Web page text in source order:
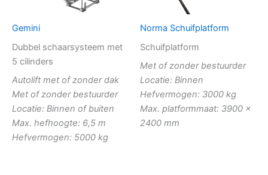
Gemini
Dubbel schaarsysteem met
5 cilinders
Autolift met of zonder dak
Met of zonder bestuurder
Locatie: Binnen of buiten
Max. hefhoogte: 6,5 m
Hefvermogen: 5000 kg
Norma Schuifplatform
Schuifplatform
Met of zonder bestuurder
Locatie: Binnen
Hefvermogen: 3000 kg
Max. platformmaat: 3900 x
2400 mm